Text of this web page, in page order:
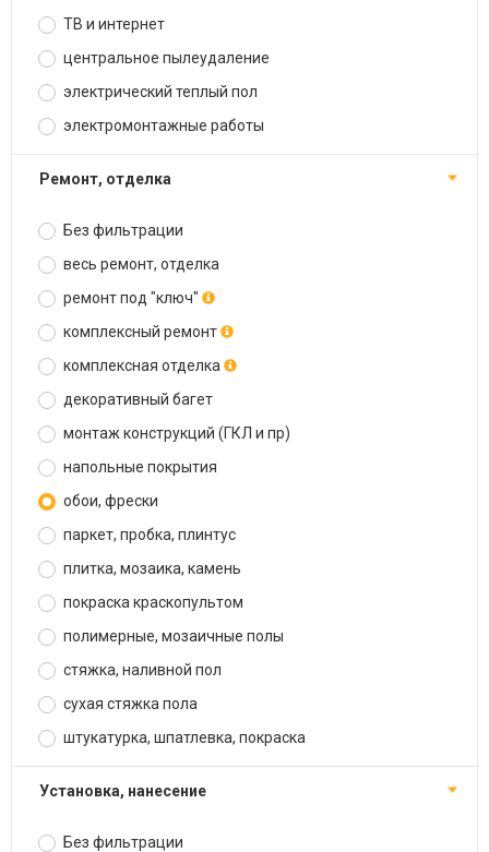
ТВ и интернет
центральное пылеудаление
электрический теплый пол
электромонтажные работы
ремонт, отделка
Без фильтрации
весь ремонт, отделка
ремонт под "ключ"
комплексный ремонт
комплексная отделка
декоративный багет
монтаж конструкций (ГКЛ и пр)
напольные покрытия
обои, фрески
паркет, пробка, плинтус
плитка, мозаика, камень
покраска краскопультом
полимерные, мозаичные полы
стяжка, наливной пол
сухая стяжка пола
штукатурка, шпатлевка, покраска
установка, нанесение
Без фильтрации